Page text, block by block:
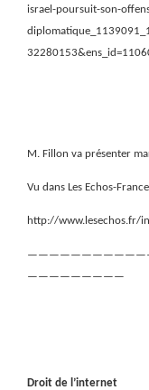
israel-poursuit-son-
M. Fillon va présenter
Vu dans Les Echos-
http://www.lesechos.fr/
—————————
Droit de l’internet